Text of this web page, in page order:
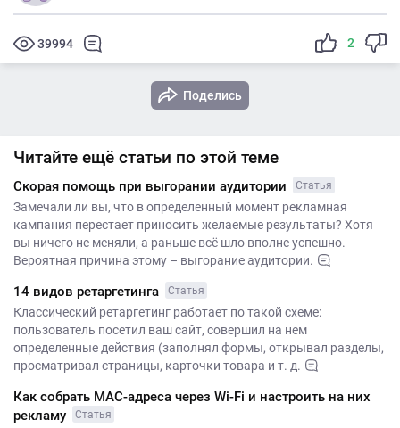
39994 2
Поделись
Читайте ещё статьи по этой теме
Скорая помощь при выгорании аудитории Статья
Замечали ли вы, что в определенный момент рекламная
кампания перестает приносить желаемые результаты? Хотя
вы ничего не меняли, а раньше всё шло вполне успешно.
Вероятная причина этому – выгорание аудитории.
14 видов ретаргетинга Статья
Классический ретаргетинг работает по такой схеме:
пользователь посетил ваш сайт, совершил на нем
определенные действия (заполнял формы, открывал разделы,
просматривал страницы, карточки товара и т. д.
Как собрать MAC-адреса через Wi-Fi и настроить на них
рекламу
Статья